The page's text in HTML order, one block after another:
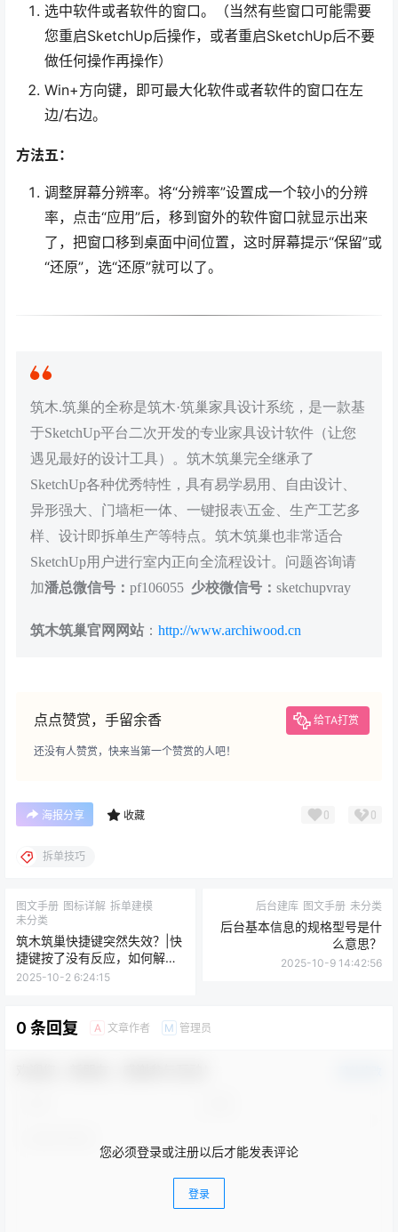
选中软件或者软件的窗口。（当然有些窗口可能需要
您重启SketchUp后操作，或者重启SketchUp后不要
做任何操作再操作）
Win+方向键，即可最大化软件或者软件的窗口在左
边/右边。
方法五：
调整屏幕分辨率。将“分辨率”设置成一个较小的分辨
率，点击“应用”后，移到窗外的软件窗口就显示出来
了，把窗口移到桌面中间位置，这时屏幕提示“保留”或
“还原”，选“还原”就可以了。
筑木.筑巢的全称是筑木·筑巢家具设计系统，是一款基
于SketchUp平台二次开发的专业家具设计软件（让您
遇见最好的设计工具）。筑木筑巢完全继承了
SketchUp各种优秀特性，具有易学易用、自由设计、
异形强大、门墙柜一体、一键报表\五金、生产工艺多
样、设计即拆单生产等特点。筑木筑巢也非常适合
SketchUp用户进行室内正向全流程设计。问题咨询请
加潘总微信号： pf106055 少校微信号： sketchupvray
筑木筑巢官网网站 ： http://www.archiwood.cn
点点赞赏，手留余香 给TA打赏
还没有人赞赏，快来当第一个赞赏的人吧！
海报分享 收藏 0 0
拆单技巧
图文手册 图标详解 拆单建模
未分类
筑木筑巢快捷键突然失效？|快
捷键按了没有反应，如何解
决？
2025-10-2 6:24:15
后台建库 图文手册 未分类
后台基本信息的规格型号是什
么意思？
2025-10-9 14:42:56
0 条回复 A 文章作者 M 管理员
您必须登录或注册以后才能发表评论
登录